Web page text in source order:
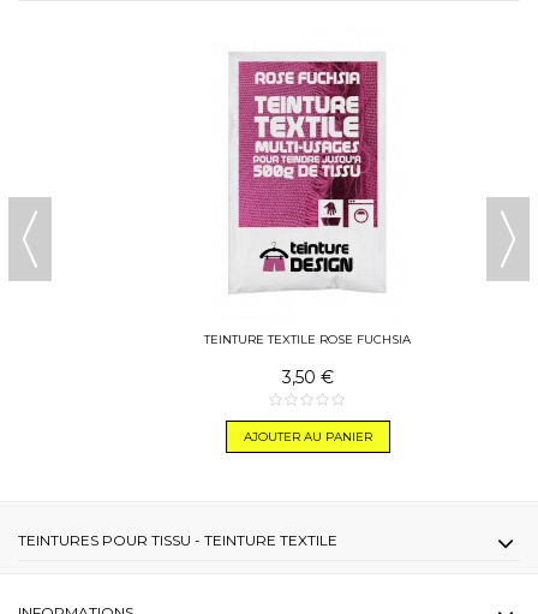
TEINTURE TEXTILE ROSE FUCHSIA
3,50 €
AJOUTER AU PANIER
TEINTURES POUR TISSU - TEINTURE TEXTILE